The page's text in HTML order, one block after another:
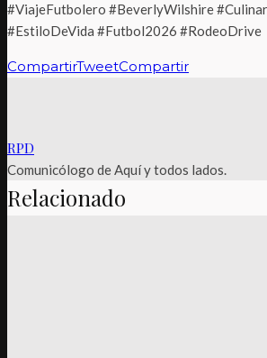
#ViajeFutbolero #BeverlyWilshire
#EstiloDeVida #Futbol2026 #RodeoDrive
CompartirTweetCompartir
RPD
Comunicólogo de Aquí y todos lados.
Relacionado